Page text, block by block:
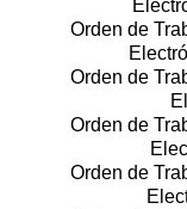
Orden de
Orden de
Orden de
Orden de